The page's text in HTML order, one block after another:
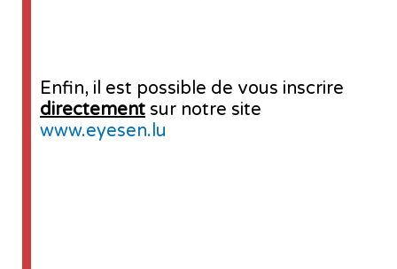
Enfin, il est possible de vous inscrire
directement sur notre site
www.eyesen.lu